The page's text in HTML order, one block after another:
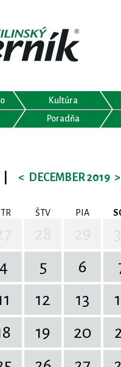
Kultúra
Poradňa
< DECEMBER 2019 >
ŠTV PIA
4 5 6
12 13
19 20